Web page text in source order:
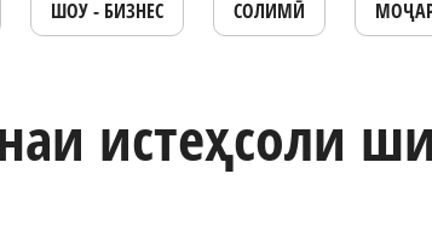
ШОУ - БИЗНЕС СОЛИМӢ
истеҳсоли